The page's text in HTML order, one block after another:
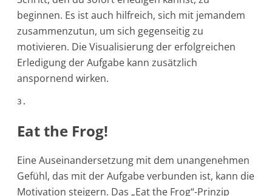
beginnen. Es ist auch hilfreich, sich mit jemandem
zusammenzutun, um sich gegenseitig zu
motivieren. Die Visualisierung der erfolgreichen
Erledigung der Aufgabe kann zusätzlich
anspornend wirken.
3.
Eat the Frog!
Eine Auseinandersetzung mit dem unangenehmen
Gefühl, das mit der Aufgabe verbunden ist, kann die
Motivation steigern. Das „Eat the Frog“-Prinzip